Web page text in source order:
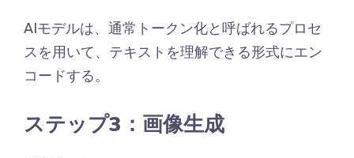
AIモデルは、通常トークン化と呼ばれるプロセ
スを用いて、テキストを理解できる形式にエン
コードする。
ステップ3：画像生成